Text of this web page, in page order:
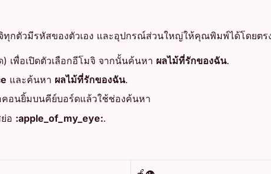
กตัวมีรหัสของตัวเอง และอุปกรณ์ส่วนใหญ่ให้คุณพิมพ์ได้โดยตร
) เพื่อเปิดตัวเลือกอีโมจิ จากนั้นค้นหา ผลไม้ที่รักของฉัน.
และค้นหา ผลไม้ที่รักของฉัน.
คอนยิ้มบนคีย์บอร์ดแล้วใช้ช่องค้นหา
อ :apple_of_my_eye:.